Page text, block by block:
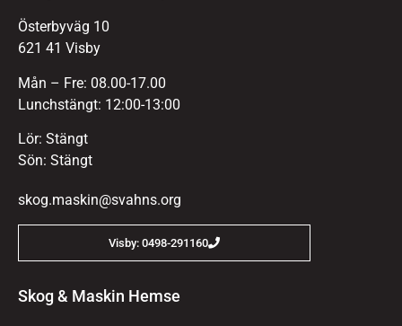
Österbyväg 10
621 41 Visby
Mån – Fre: 08.00-17.00
Lunchstängt: 12:00-13:00
Lör: Stängt
Sön: Stängt
skog.maskin@svahns.org
Visby: 0498-291160
Skog & Maskin Hemse